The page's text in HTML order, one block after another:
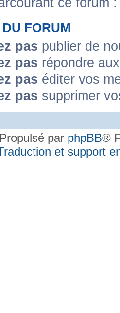
FORUM
pas publier de
pas répondre
pas éditer vos
pas supprimer
Propulsé par phpBB®
et support